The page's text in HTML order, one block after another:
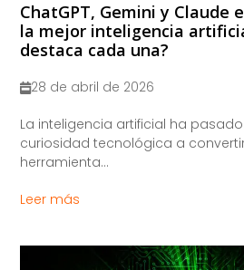
ChatGPT, Gemini y Claude
la mejor inteligencia
destaca cada una?
28 de abril de 2026
La inteligencia artificial ha
curiosidad tecnológica a
herramienta...
Leer más